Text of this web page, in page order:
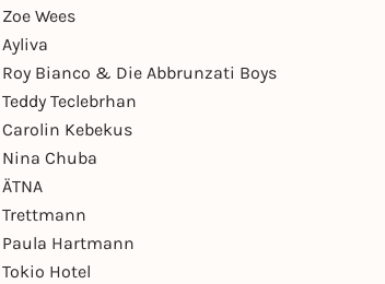
Zoe Wees
Ayliva
Roy Bianco & Die Abbrunzati Boys
Teddy Teclebrhan
Carolin Kebekus
Nina Chuba
ÄTNA
Trettmann
Paula Hartmann
Tokio Hotel